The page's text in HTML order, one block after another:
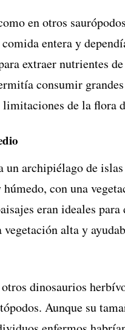
en otros
entera y
extraer nutrientes
consumir
limitaciones de la flora
archipiélago de
con una
eran ideales
alta y
dinosaurios
Aunque su